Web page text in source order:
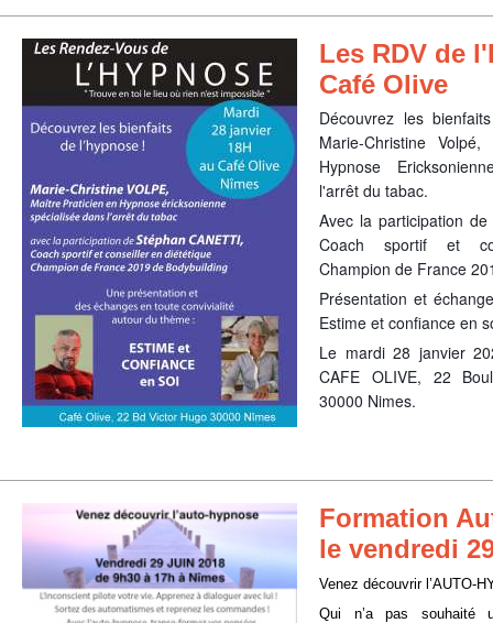
Les RDV de
Café Olive
Découvrez les
Marie-Christine
Hypnose
l'arrêt du tabac.
Avec la participation
Coach sportif et
Champion de France
Présentation et
Estime et confiance en
Le mardi 28 janvier
CAFE OLIVE, 22
30000 Nimes.
Formation
le vendredi
Venez découvrir l’AUTO-
Qui n’a pas souhaité